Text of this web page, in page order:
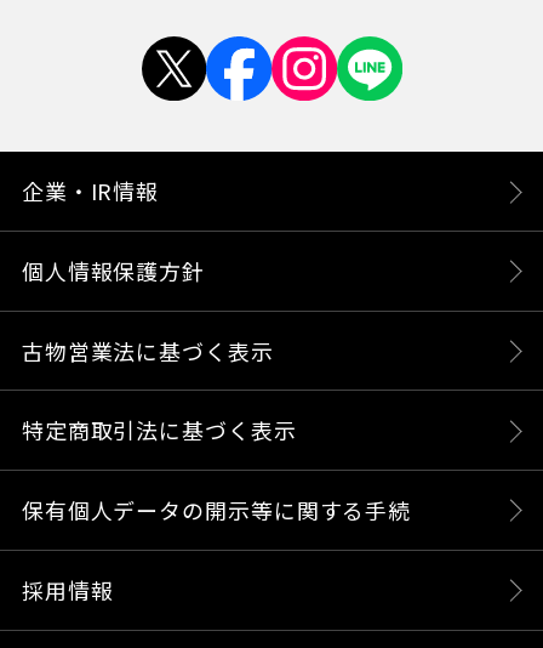
企業・IR情報
個人情報保護方針
古物営業法に基づく表示
特定商取引法に基づく表示
保有個人データの開示等に関する手続
採用情報